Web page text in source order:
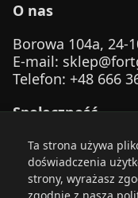
O nas
Borowa 104a, 24-
E-mail:
Telefon: +48 666
Społeczność
Ta strona używa
doświadczenia
strony, wyrażasz